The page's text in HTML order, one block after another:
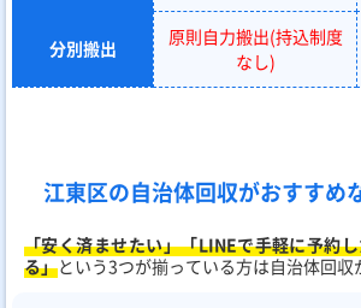
分別搬出
原則自力搬出(持込制度
なし)
江東区の自治体回収がおすすめ
「安く済ませたい」「LINEで手軽に予約
る」という3つが揃っている方は自治体回収